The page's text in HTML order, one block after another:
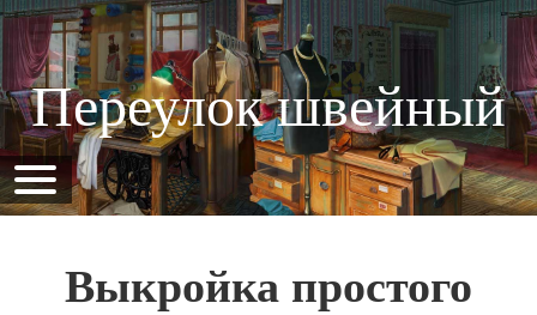
Переулок швейный
Выкройка простого